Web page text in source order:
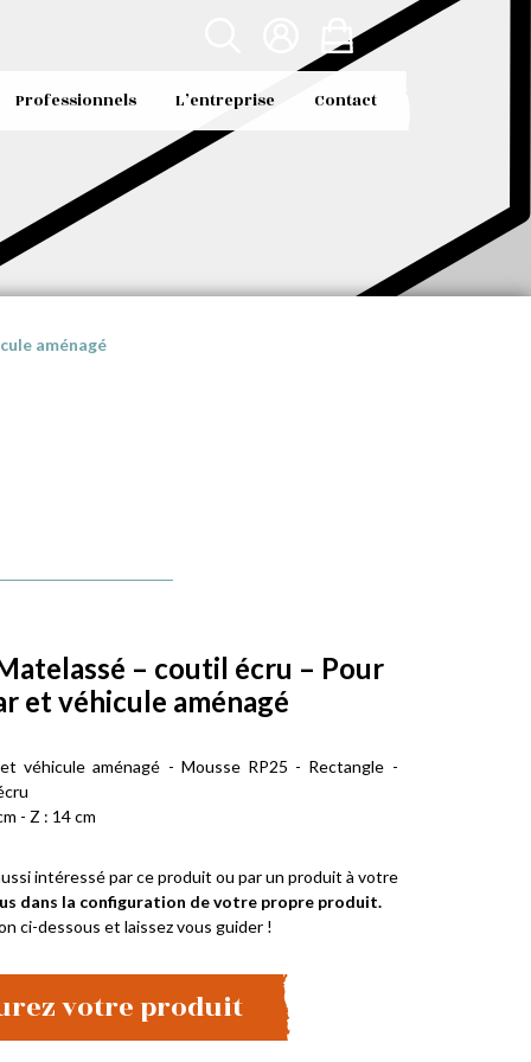
Professionnels L’entreprise Contact
aménagé
– coutil écru – Pour
et véhicule aménagé
véhicule aménagé - Mousse RP25 - Rectangle -
- Z : 14 cm
intéressé par ce produit ou par un produit à votre
dans la configuration de votre propre produit.
ci-dessous et laissez vous guider !
votre produit